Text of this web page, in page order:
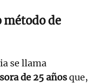
método de
se llama
de 25 añosque,